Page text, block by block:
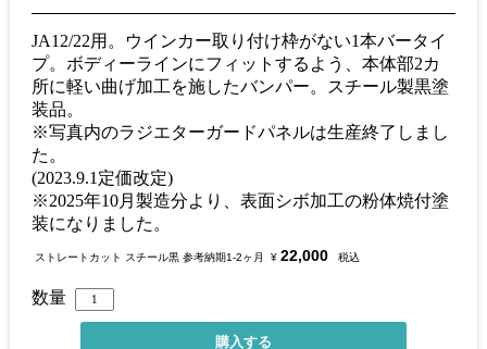
JA12/22用。ウインカー取り付け枠がない1本バータイ
プ。ボディーラインにフィットするよう、本体部2カ
所に軽い曲げ加工を施したバンパー。スチール製黒塗
装品。
※写真内のラジエターガードパネルは生産終了しまし
た。
(2023.9.1定価改定)
※2025年10月製造分より、表面シボ加工の粉体焼付塗
装になりました。
ストレートカット スチール黒 参考納期1-2ヶ月 ¥ 22,000 税込
数量